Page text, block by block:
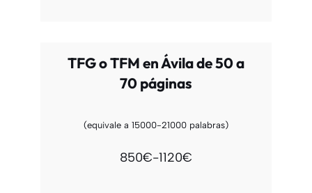
TFG o TFM en Ávila de 50 a
70 páginas
(equivale a 15000-21000 palabras)
850€-1120€